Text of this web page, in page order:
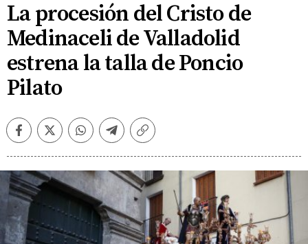
La procesión del Cristo de
Medinaceli de Valladolid
estrena la talla de Poncio
Pilato
FacebookTwitterWhatsappTelegramCopiar